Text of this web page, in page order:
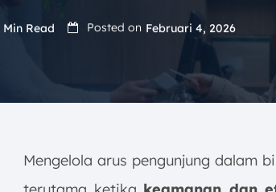
Min Read Posted on Februari 4, 2026
Mengelola arus pengunjung dalam